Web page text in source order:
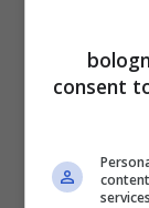
ha sempre
.
del
consent